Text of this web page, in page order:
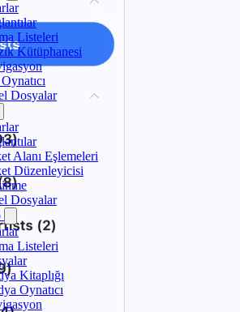
Listeleri
Kütüphanesi
Dosyalar
Alanı Eşlemeleri
Düzenleyicisi
Dosyalar
Listeleri
Kitaplığı
Oynatıcı